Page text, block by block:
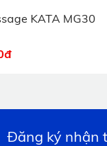
KATA MG30
đ
Đăng ký nhận